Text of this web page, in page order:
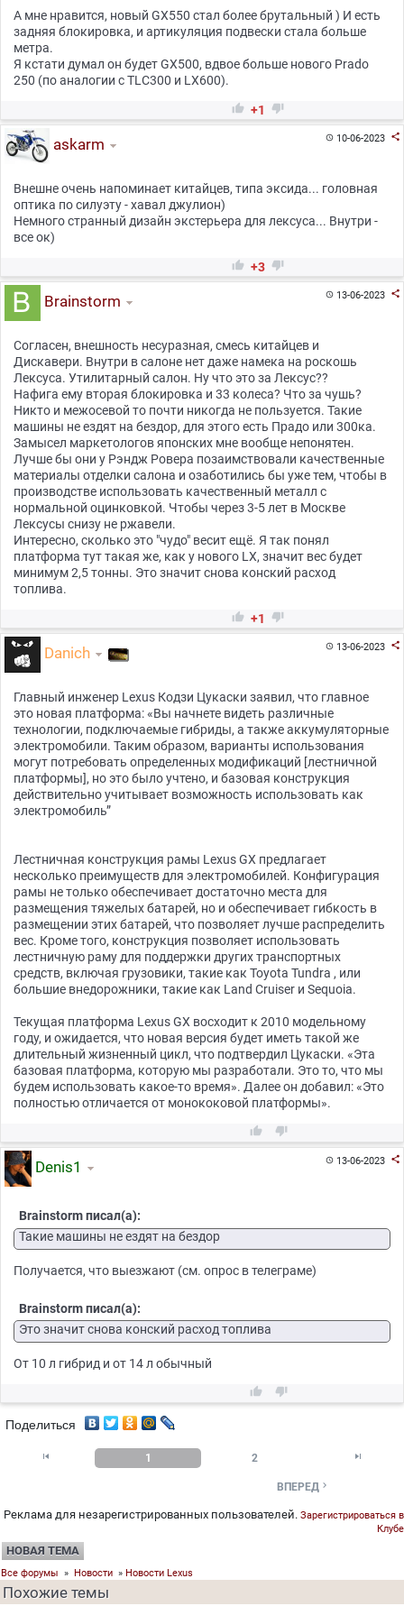
А мне нравится, новый GX550 стал более брутальный ) И есть
задняя блокировка, и артикуляция подвески стала больше
метра.
Я кстати думал он будет GX500, вдвое больше нового Prado
250 (по аналогии с TLC300 и LX600).
 +1 
10-06-2023 
askarm
Внешне очень напоминает китайцев, типа эксида... головная
оптика по силуэту - хавал джулион)
Немного странный дизайн экстерьера для лексуса... Внутри -
все ок)
 +3 
13-06-2023 
Brainstorm
Согласен, внешность несуразная, смесь китайцев и
Дискавери. Внутри в салоне нет даже намека на роскошь
Лексуса. Утилитарный салон. Ну что это за Лексус??
Нафига ему вторая блокировка и 33 колеса? Что за чушь?
Никто и межосевой то почти никогда не пользуется. Такие
машины не ездят на бездор, для этого есть Прадо или 300ка.
Замысел маркетологов японских мне вообще непонятен.
Лучше бы они у Рэндж Ровера позаимствовали качественные
материалы отделки салона и озаботились бы уже тем, чтобы в
производстве использовать качественный металл с
нормальной оцинковкой. Чтобы через 3-5 лет в Москве
Лексусы снизу не ржавели.
Интересно, сколько это "чудо" весит ещё. Я так понял
платформа тут такая же, как у нового LX, значит вес будет
минимум 2,5 тонны. Это значит снова конский расход
топлива.
 +1 
13-06-2023 
Danich
Главный инженер Lexus Кодзи Цукаски заявил, что главное
это новая платформа: «Вы начнете видеть различные
технологии, подключаемые гибриды, а также аккумуляторные
электромобили. Таким образом, варианты использования
могут потребовать определенных модификаций [лестничной
платформы], но это было учтено, и базовая конструкция
действительно учитывает возможность использовать как
электромобиль”
Лестничная конструкция рамы Lexus GX предлагает
несколько преимуществ для электромобилей. Конфигурация
рамы не только обеспечивает достаточно места для
размещения тяжелых батарей, но и обеспечивает гибкость в
размещении этих батарей, что позволяет лучше распределить
вес. Кроме того, конструкция позволяет использовать
лестничную раму для поддержки других транспортных
средств, включая грузовики, такие как Toyota Tundra , или
большие внедорожники, такие как Land Cruiser и Sequoia.
Текущая платформа Lexus GX восходит к 2010 модельному
году, и ожидается, что новая версия будет иметь такой же
длительный жизненный цикл, что подтвердил Цукаски. «Эта
базовая платформа, которую мы разработали. Это то, что мы
будем использовать какое-то время». Далее он добавил: «Это
полностью отличается от монококовой платформы».
 
13-06-2023 
Denis1
Brainstorm писал(а):
Такие машины не ездят на бездор
Получается, что выезжают (см. опрос в телеграме)
Brainstorm писал(а):
Это значит снова конский расход топлива
От 10 л гибрид и от 14 л обычный
 
Поделиться
 1 2 
ВПЕРЕД 
Реклама для незарегистрированных пользователей. Зарегистрироваться в
Клубе
НОВАЯ ТЕМА
Все форумы » Новости » Новости Lexus
Похожие темы